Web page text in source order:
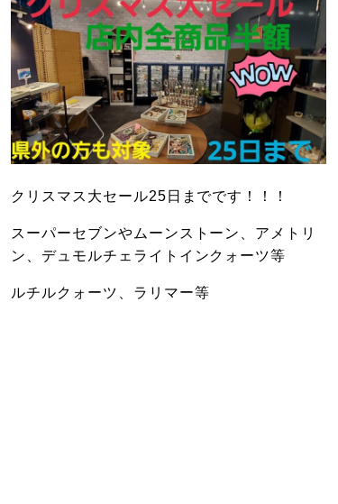
クリスマス大セール25日までです！！！
スーパーセブンやムーンストーン、アメトリ
ン、デュモルチェライトインクォーツ等
ルチルクォーツ、ラリマー等